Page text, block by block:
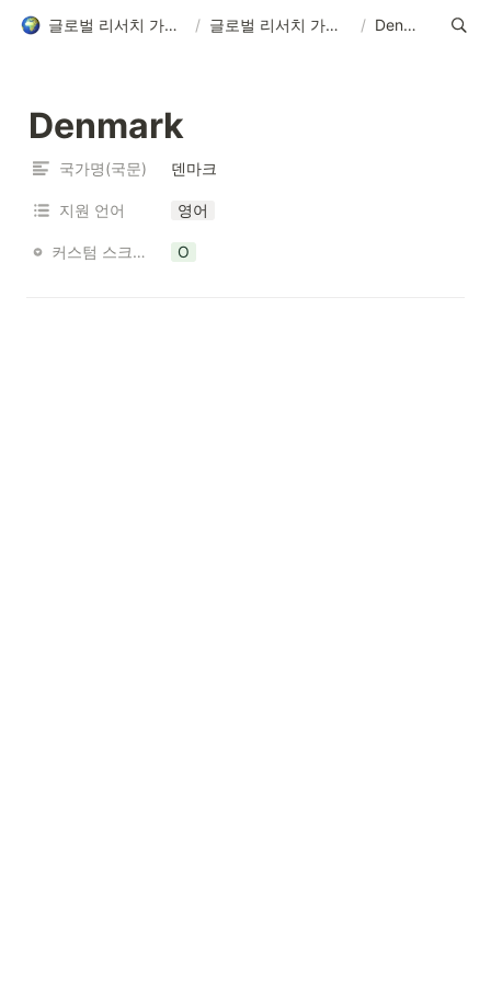
글로벌 리서치 가능 국가 목록 / 글로벌 리서치 가능 국가 목록 / Denmark
Denmark
국가명(국문) 덴마크
지원 언어 영어
커스텀 스크리닝 가능 여부 O